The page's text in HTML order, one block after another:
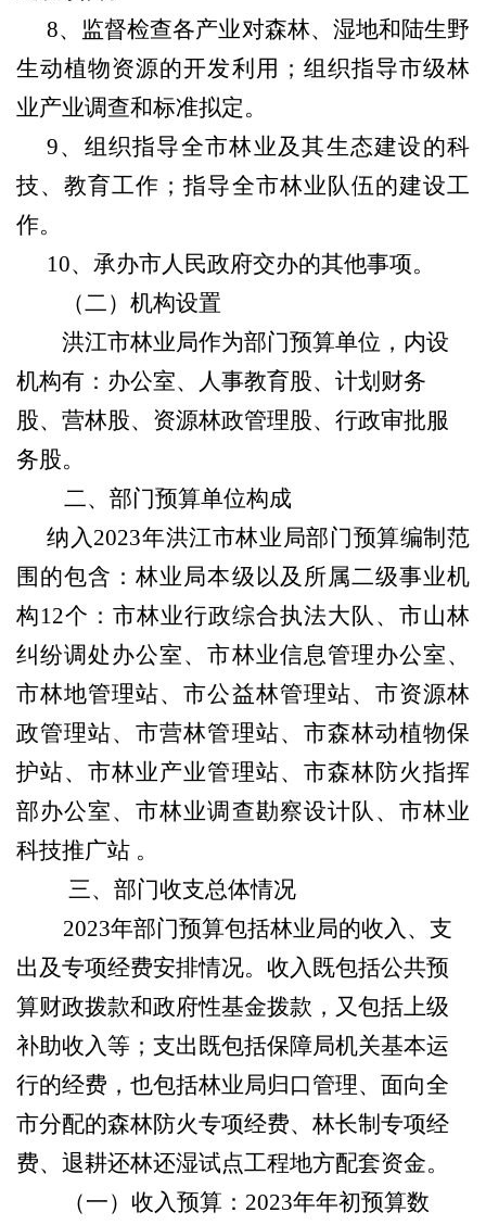
8、监督检查各产业对森林、湿地和陆生野
生动植物资源的开发利用；组织指导市级林
业产业调查和标准拟定。
9、组织指导全市林业及其生态建设的科
技、教育工作；指导全市林业队伍的建设工
作。
10、承办市人民政府交办的其他事项。
（二）机构设置
洪江市林业局作为部门预算单位 ，内设
机构有： 办公室、人事教育股、计划财务
股、营林股、资源林政管理股、行政审批服
务股。
二、部门预算单位构成
纳入2023年洪江市林业局部门预算编制范
围的包含：林业局本级以及所属二级事业机
构12个：市林业行政综合执法大队、市山林
纠纷调处办公室、市林业信息管理办公室、
市林地管理站、市公益林管理站、市资源林
政管理站、市营林管理站、市森林动植物保
护站、市林业产业管理站、市森林防火指挥
部办公室、市林业调查勘察设计队 、 市林业
科技推广站 。
三、部门收支总体情况
2023年部门预算包括林业局的收入、支
出及专项经费安排情况。收入既包括公共预
算财政拨款和政府性基金拨款，又包括上级
补助收入等；支出既包括保障局机关基本运
行的经费，也包括林业局归口管理、面向全
市分配的森林防火专项经费、林长制 专项经
费、退耕还林还湿试点工程地方配套资金。
（一）收入预算： 2023年年初预算数